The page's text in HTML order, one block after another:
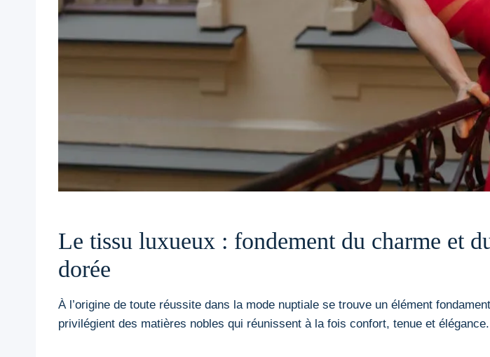
Le tissu luxueux : fondement du charme et
dorée
À l’origine de toute réussite dans la mode nuptiale se trouve un élément
privilégient des matières nobles qui réunissent à la fois confort, tenue et élégance.